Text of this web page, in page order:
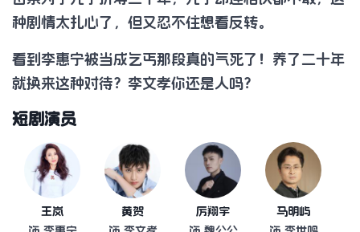
种剧情太扎心了，但又忍不住想看反转。
看到李惠宁被当成乞丐那段真的气死了！养了二十年
就换来这种对待？李文孝你还是人吗？
短剧演员
王岚
黄贺
厉翔宇
马明屿